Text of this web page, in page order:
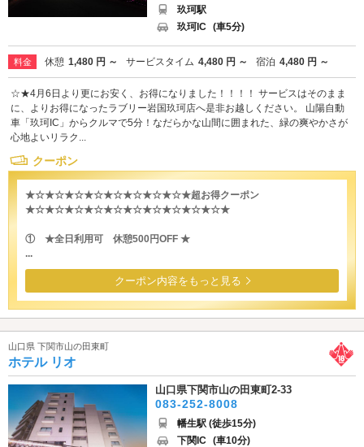
玖珂駅
玖珂IC (車5分)
料金 休憩 1,480 円 ～ サービスタイム 4,480 円 ～ 宿泊 4,480 円 ～
☆★4月6日より更にお安く、お得になりました！！！！ サービスはそのまま
に、よりお得になったラブリー岩国玖珂店へ是非お越しください。 山陽自動
車「玖珂IC」からクルマで5分！なだらかな山間に囲まれた、緑の爽やかさが
心地よいリラク...
クーポン
★☆★☆★☆★☆★☆★☆★☆★☆★超お得クーポン
★☆★☆★☆★☆★☆★☆★☆★☆★☆★☆★
① ★全日利用可 休憩500円OFF ★
...
クーポン内容をもっと見る
山口県 下関市山の田東町
ホテル リオ
山口県下関市山の田東町2-33
083-252-8008
幡生駅 (徒歩15分)
下関IC (車10分)